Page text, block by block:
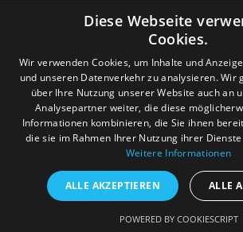
Diese Webseite
Cookies.
Wir verwenden Cookies, um Inhalte und
und unseren Datenverkehr zu analysieren. Wir
über Ihre Nutzung unserer Website auch an
Analysepartner weiter, die diese
Informationen kombinieren, die Sie ihnen
die sie im Rahmen Ihrer Nutzung ihrer
Weitere Informationen
ALLE AKZEPTIEREN ALLE
POWERED BY COOKIESCRIPT